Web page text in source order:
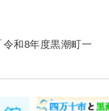
令和8年度黒潮町一